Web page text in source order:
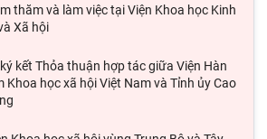
Khoa học xã hội Việt Nam và Tỉnh ủy Cao
làm việc với Sở Khoa học và Công